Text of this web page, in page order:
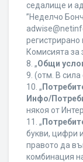
седалище и
”Неделчо
Комисията за
8. „Общи
9. (отм. В сила
10. „
Инфо/
някоя от
11. „
букви, цифри
правото да
комбинация